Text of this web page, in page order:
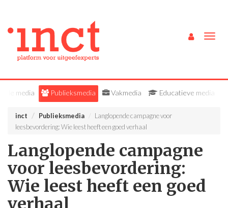
Alle media Publieksmedia Vakmedia Educatieve media
inct Publieksmedia
Langlopende campagne voor
leesbevordering: Wie leest heeft een goed verhaal
Langlopende campagne
voor leesbevordering:
Wie leest heeft een goed